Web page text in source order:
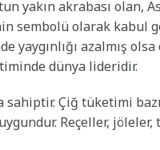
yakın akrabası olan,
sembolü olarak kabul
yaygınlığı azalmış
dünya lideridir.
sahiptir. Çiğ tüketimi
Reçeller,